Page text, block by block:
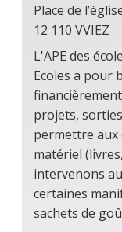
Place de
12 110 VVIEZ
L'APE des
Ecoles a pour
projets,
permettre aux
matériel
intervenons
certaines
sachets de